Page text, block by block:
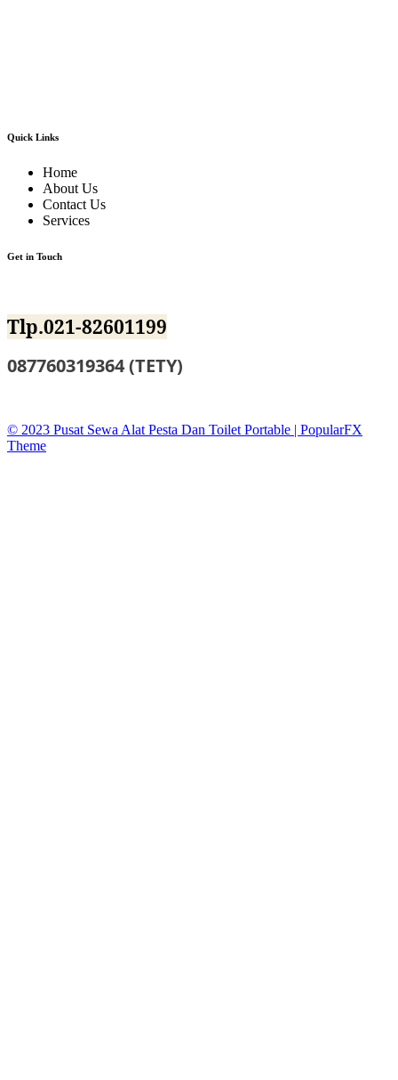
Quick Links
Home
About Us
Contact Us
Services
Get in Touch
Tlp.021-82601199
087760319364 (TETY)
© 2023 Pusat Sewa Alat Pesta Dan Toilet Portable | PopularFX
Theme